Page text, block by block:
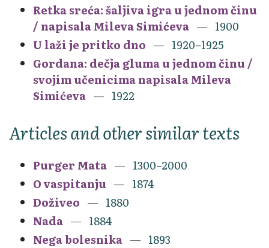
Retka sreća: šaljiva igra u jednom činu
/ napisala Mileva Simićeva
1900
U laži je pritko dno
1920–1925
Gordana: dečja gluma u jednom činu /
svojim učenicima napisala Mileva
Simićeva
1922
Articles and other similar texts
Purger Mata
1300–2000
O vaspitanju
1874
Doživeo
1880
Nada
1884
Nega bolesnika
1893